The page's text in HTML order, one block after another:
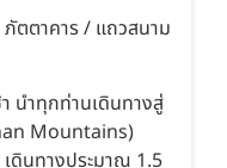
ภัตตาคาร / แถวสนาม
นำทุกท่านเดินทางสู่
Mountains)
ดินทางประมาณ 1.5